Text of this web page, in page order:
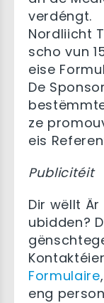
verdéngt.
Nordliicht
scho vun
eise
De
ze
eis
Publicitéit
Dir wëllt
ubidden?
Formulaire
eng